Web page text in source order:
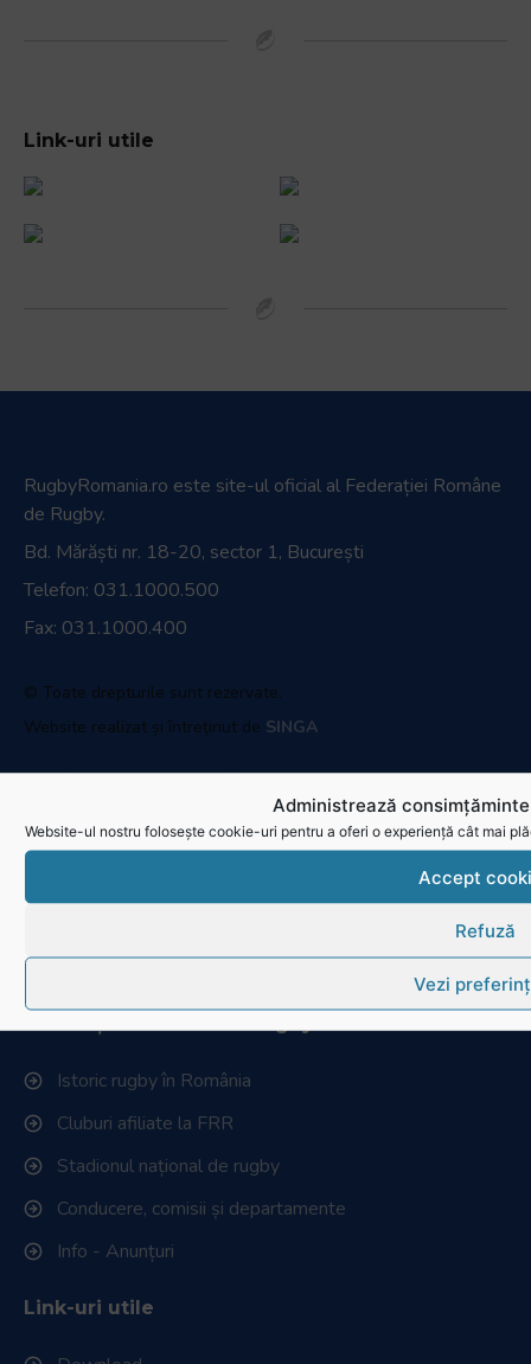
Administrează
Website-ul nostru folosește cookie-uri pentru a oferi o experiență cât mai
Accept
Refuză
Vezi
Link-uri utile
RugbyRomania.ro este site-ul oficial al Federației Române
de Rugby.
Bd. Mărăști nr. 18-20, sector 1, București
Telefon: 031.1000.500
Fax: 031.1000.400
© Toate drepturile sunt rezervate.
Website realizat și întreținut de SINGA
Navighează în website
Ultimele știri
Cum se joacă Rugby
Istoric rugby în România
Cluburi afiliate la FRR
Stadionul național de rugby
Conducere, comisii și departamente
Info - Anunțuri
Link-uri utile